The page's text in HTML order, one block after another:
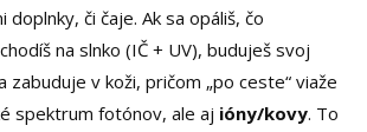
doplnky, či čaje. Ak sa opáliš, čo
na slnko (IČ + UV), buduješ svoj
zabuduje v koži, pričom „po ceste“ viaže
spektrum fotónov, ale aj ióny/kovy. To